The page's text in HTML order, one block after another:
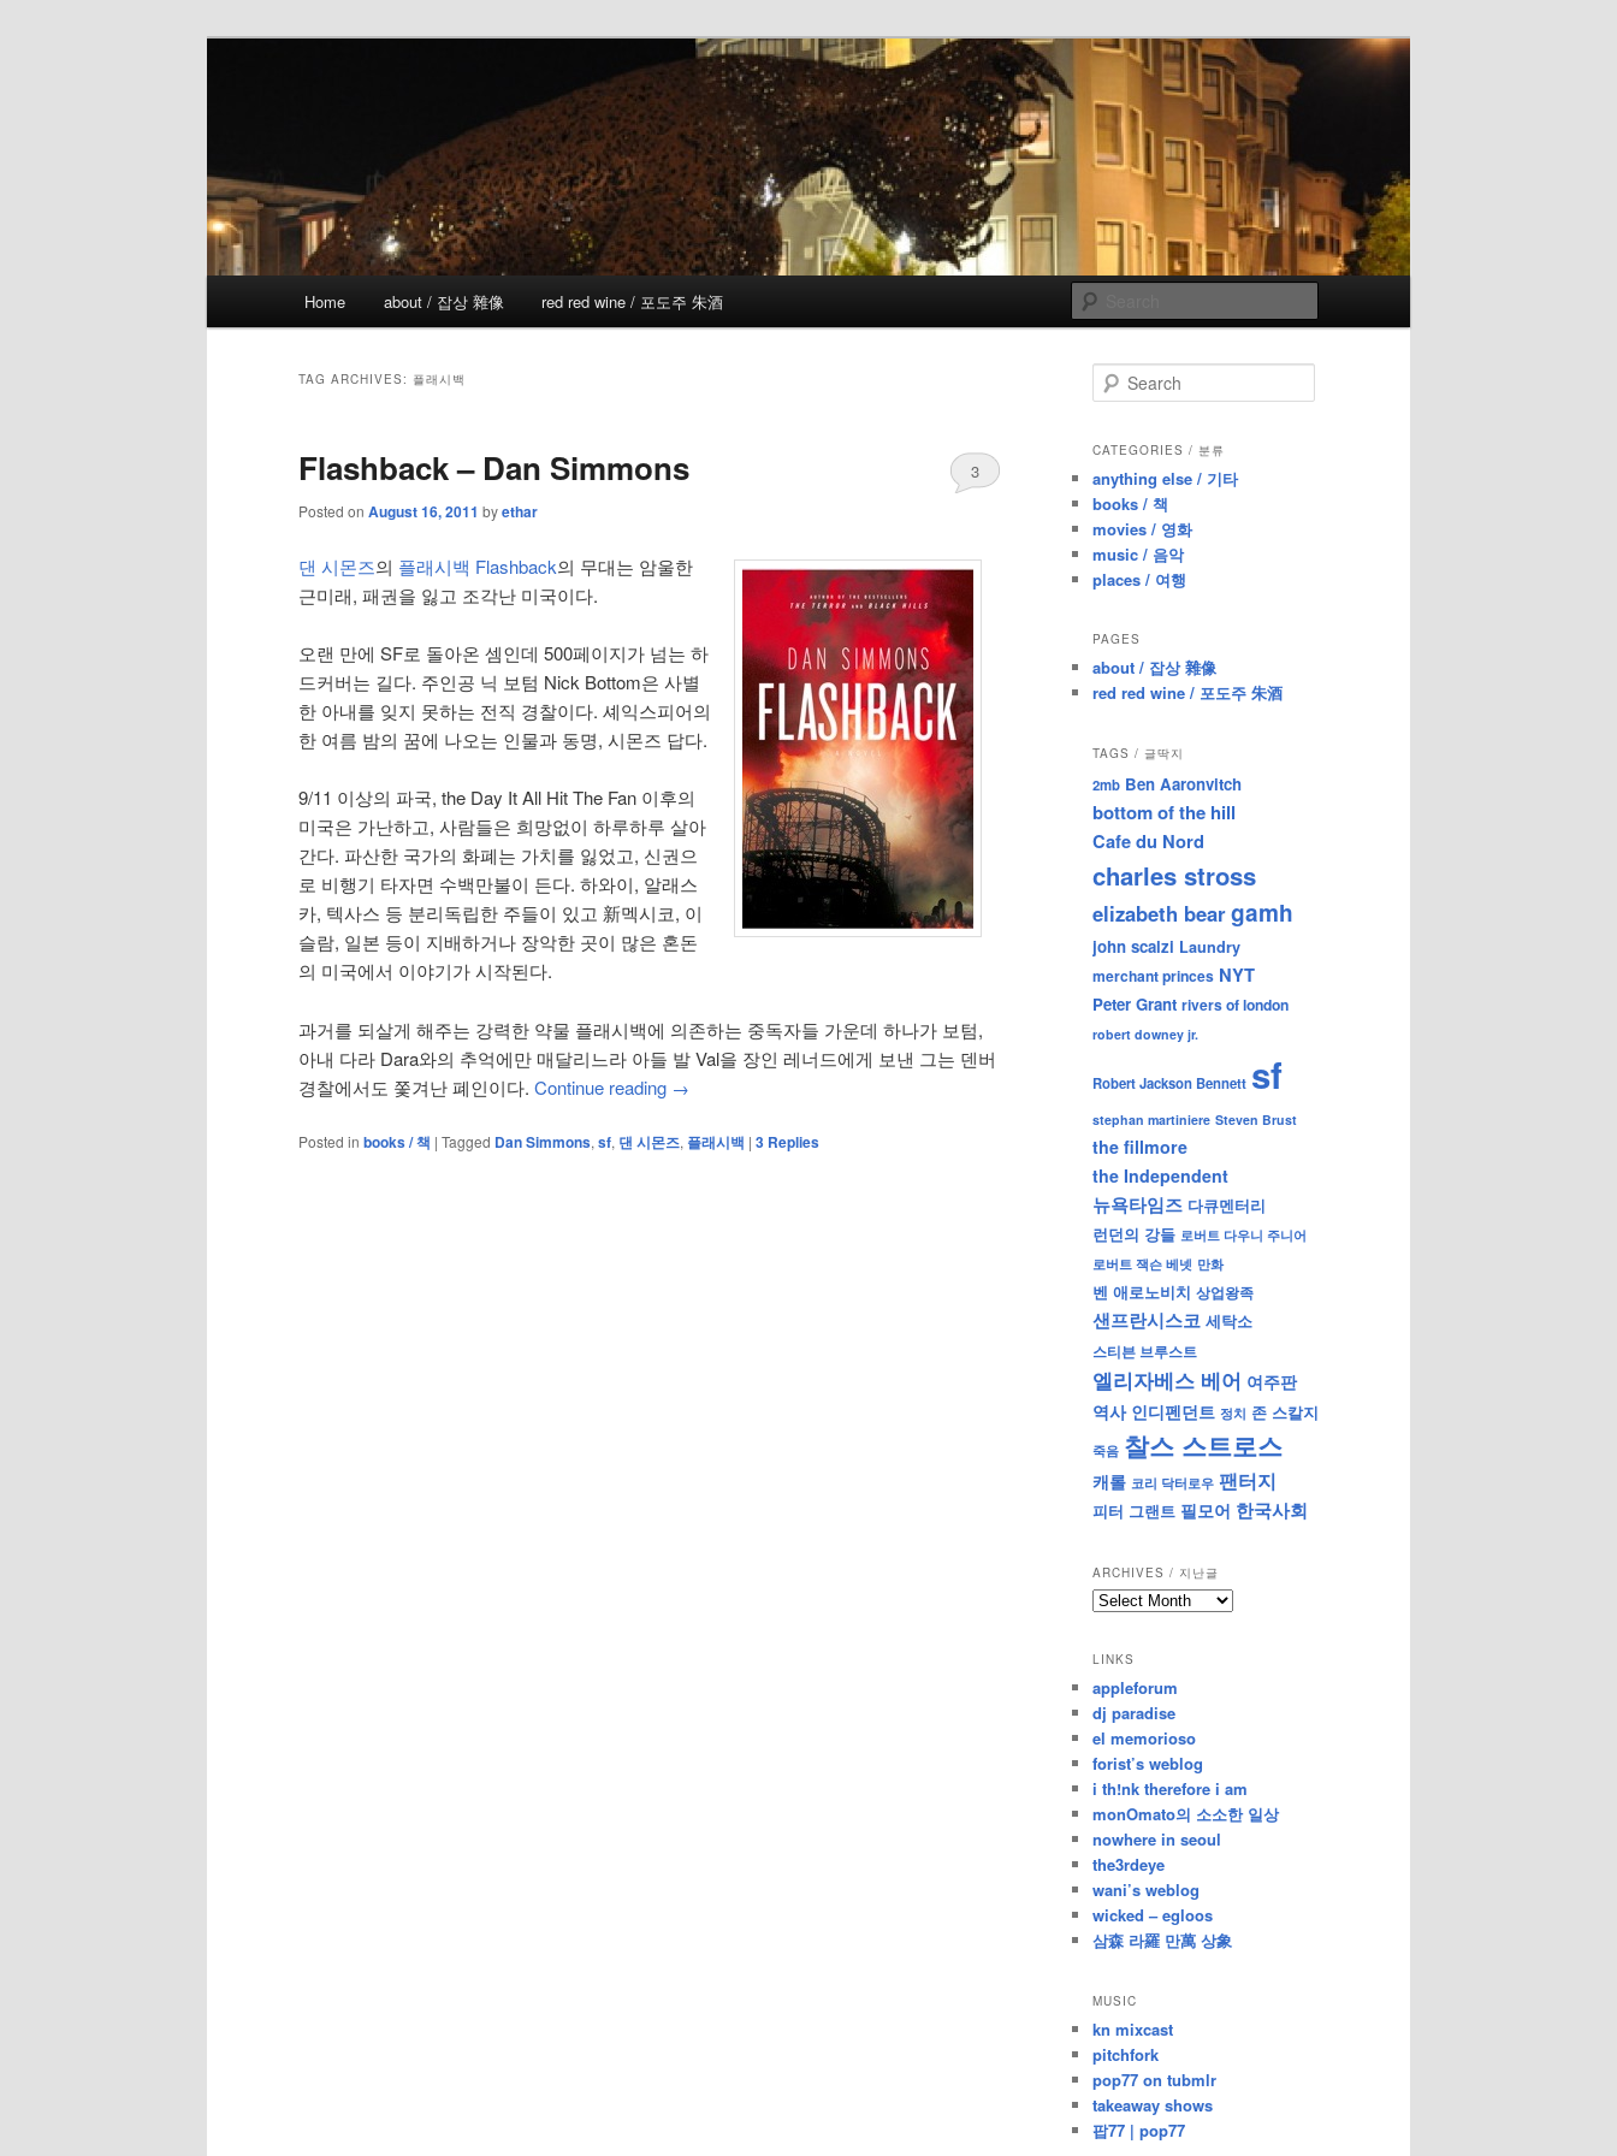
Home about / 잡상 雜像 red red wine / 포도주 朱酒
TAG ARCHIVES: 플래시백
Flashback – Dan Simmons
Posted on August 16, 2011 byethar
3
댄 시몬즈의 플래시백 Flashback의 무대는 암울한
근미래, 패권을 잃고 조각난 미국이다.
오랜 만에 SF로 돌아온 셈인데 500페이지가 넘는 하
드커버는 길다. 주인공 닉 보텀 Nick Bottom은 사별
한 아내를 잊지 못하는 전직 경찰이다. 셰익스피어의
한 여름 밤의 꿈에 나오는 인물과 동명, 시몬즈 답다.
9/11 이상의 파국, the Day It All Hit The Fan 이후의
미국은 가난하고, 사람들은 희망없이 하루하루 살아
간다. 파산한 국가의 화폐는 가치를 잃었고, 신권으
로 비행기 타자면 수백만불이 든다. 하와이, 알래스
카, 텍사스 등 분리독립한 주들이 있고 新멕시코, 이
슬람, 일본 등이 지배하거나 장악한 곳이 많은 혼돈
의 미국에서 이야기가 시작된다.
과거를 되살게 해주는 강력한 약물 플래시백에 의존하는 중독자들 가운데 하나가 보텀,
아내 다라 Dara와의 추억에만 매달리느라 아들 발 Val을 장인 레너드에게 보낸 그는 덴버
경찰에서도 쫓겨난 폐인이다. Continue reading →
Posted in books / 책 | Tagged Dan Simmons, sf, 댄 시몬즈, 플래시백 | 3 Replies
e
r
h
CATEGORIES / 분류
anything else / 기타
books / 책
movies / 영화
music / 음악
places / 여행
PAGES
about / 잡상 雜像
red red wine / 포도주 朱酒
TAGS / 글딱지
2mb Ben Aaronvitch
bottom of the hill
Cafe du Nord
charles stross
elizabeth beargamh
john scalzi Laundry
merchant princes NYT
Peter Grant rivers of london
robert downey jr.
Robert Jackson Bennett sf
stephan martiniere Steven Brust
the fillmore
the Independent
뉴욕타임즈 다큐멘터리
런던의 강들 로버트 다우니 주니어
로버트 잭슨 베넷 만화
벤 애로노비치 상업왕족
샌프란시스코 세탁소
스티븐 브루스트
엘리자베스 베어 여주판
역사 인디펜던트 정치 존 스칼지
죽음 찰스 스트로스
캐롤 코리 닥터로우 팬터지
피터 그랜트 필모어 한국사회
ARCHIVES / 지난글
archives
난
글
LINKS
appleforum
dj paradise
el memorioso
forist’s weblog
i th!nk therefore i am
monOmato의 소소한 일상
nowhere in seoul
the3rdeye
wani’s weblog
wicked – egloos
삼森 라羅 만萬 상象
MUSIC
kn mixcast
pitchfork
pop77 on tubmlr
takeaway shows
팝77 | pop77